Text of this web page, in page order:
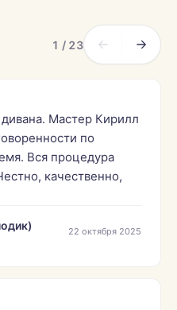
1 / 23
Мастер Кирилл
по
Вся процедура
качественно,
22 октября 2025